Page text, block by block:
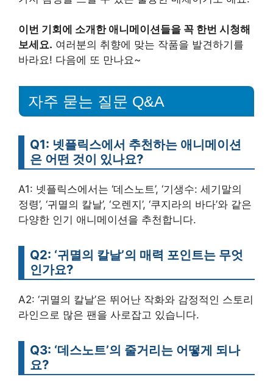
이번 기회에 소개한 애니메이션들을 꼭 한번 시청해
보세요. 여러분의 취향에 맞는 작품을 발견하기를
바라요! 다음에 또 만나요~
자주 묻는 질문 Q&A
Q1: 넷플릭스에서 추천하는 애니메이션
은 어떤 것이 있나요?
A1: 넷플릭스에서는 ‘데스노트’, ‘기생수: 세기말의
정령’, ‘귀멸의 칼날’, ‘오렌지’, ‘쿠지라의 바다’와 같은
다양한 인기 애니메이션을 추천합니다.
Q2: ‘귀멸의 칼날’의 매력 포인트는 무엇
인가요?
A2: ‘귀멸의 칼날’은 뛰어난 작화와 감정적인 스토리
라인으로 많은 팬을 사로잡고 있습니다.
Q3: ‘데스노트’의 줄거리는 어떻게 되나
요?